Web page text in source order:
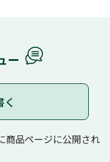
ー
商品ページに公開され